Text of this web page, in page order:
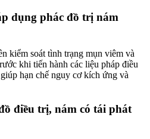
dụng phác đồ trị nám
kiểm soát tình trạng mụn viêm và
khi tiến hành các liệu pháp điều
hạn chế nguy cơ kích ứng và
điều trị, nám có tái phát